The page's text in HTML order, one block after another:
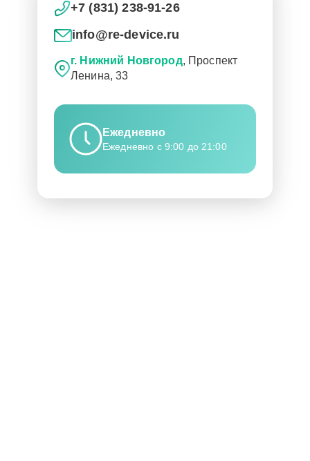
+7 (831) 238-91-26
info@re-device.ru
г. Нижний Новгород, Проспект
Ленина, 33
Ежедневно
Ежедневно с 9:00 до 21:00